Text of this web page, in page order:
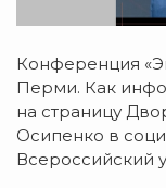
Конференция
Перми. Как
на страницу
Осипенко в
Всероссийский